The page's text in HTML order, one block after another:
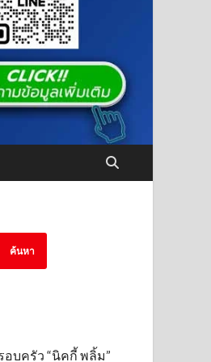
ค้นหา
บครัว “นิคกี้ พลิ้ม”